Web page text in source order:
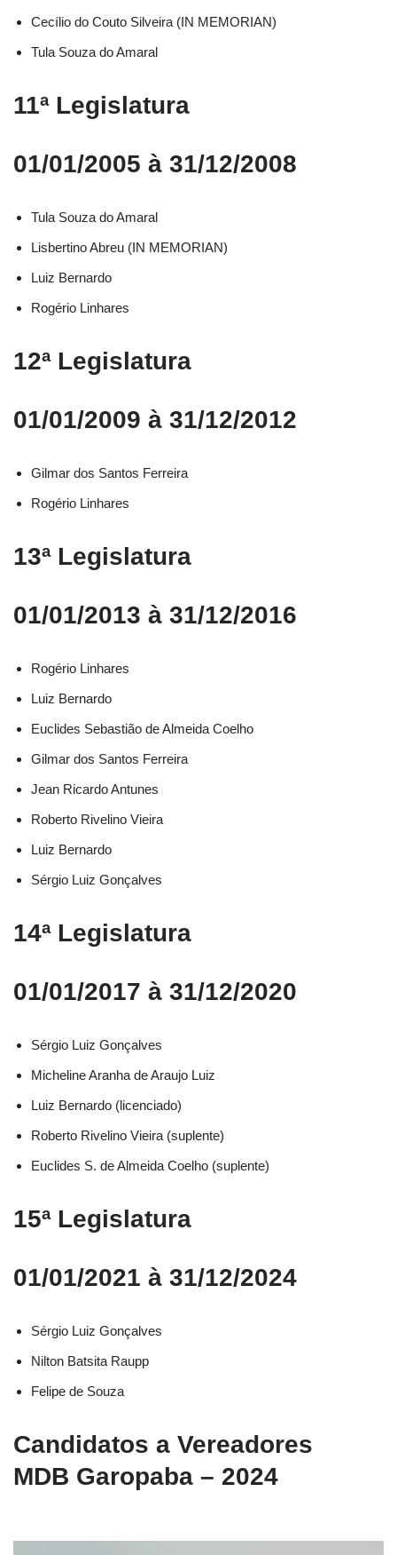
Cecílio do Couto Silveira (IN MEMORIAN)
Tula Souza do Amaral
11ª Legislatura
01/01/2005 à 31/12/2008
Tula Souza do Amaral
Lisbertino Abreu (IN MEMORIAN)
Luiz Bernardo
Rogério Linhares
12ª Legislatura
01/01/2009 à 31/12/2012
Gilmar dos Santos Ferreira
Rogério Linhares
13ª Legislatura
01/01/2013 à 31/12/2016
Rogério Linhares​
Luiz Bernardo​
Euclides Sebastião de Almeida Coelho​
Gilmar dos Santos Ferreira​
Jean Ricardo Antunes​
Roberto Rivelino Vieira​
Luiz Bernardo​
Sérgio Luiz Gonçalves​
14ª Legislatura
01/01/2017 à 31/12/2020
Sérgio Luiz Gonçalves​
Micheline Aranha de Araujo Luiz​
Luiz Bernardo (licenciado)​
Roberto Rivelino Vieira (suplente)​
Euclides S. de Almeida Coelho (suplente)​
15ª Legislatura
01/01/2021 à 31/12/2024
Sérgio Luiz Gonçalves
Nilton Batsita Raupp
Felipe de Souza
Candidatos a Vereadores
MDB Garopaba – 2024